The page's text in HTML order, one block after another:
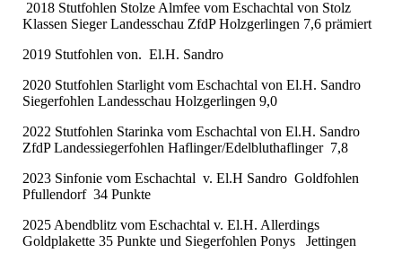
2018 Stutfohlen Stolze Almfee vom Eschachtal von Stolz
Klassen Sieger Landesschau ZfdP Holzgerlingen 7,6 prämiert
2019 Stutfohlen von. El.H. Sandro
2020 Stutfohlen Starlight vom Eschachtal von El.H. Sandro
Siegerfohlen Landesschau Holzgerlingen 9,0
2022 Stutfohlen Starinka vom Eschachtal von El.H. Sandro
ZfdP Landessiegerfohlen Haflinger/Edelbluthaflinger 7,8
2023 Sinfonie vom Eschachtal v. El.H Sandro Goldfohlen
Pfullendorf 34 Punkte
2025 Abendblitz vom Eschachtal v. El.H. Allerdings
Goldplakette 35 Punkte und Siegerfohlen Ponys Jettingen